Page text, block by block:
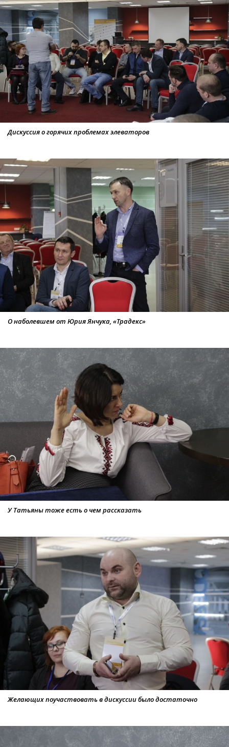
Дискуссия о горячих проблемах элеваторов
О наболевшем от Юрия Янчука, «Традекс»
У Татьяны тоже есть о чем рассказать
Желающих поучаствовать в дискуссии было достаточно